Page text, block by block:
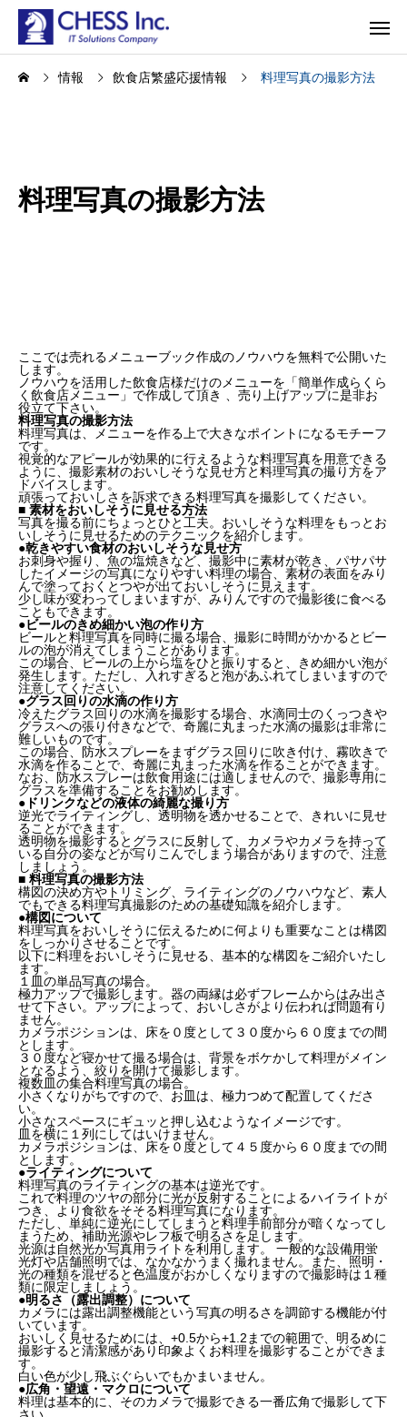
情報 飲食店繁盛応援情報 料理写真の撮影方法
料理写真の撮影方法
ここでは売れるメニューブック作成のノウハウを無料で公開いた
します。
ノウハウを活用した飲食店様だけのメニューを「簡単作成らくら
く飲食店メニュー」で作成して頂き 、売り上げアップに是非お
役立て下さい。
料理写真の撮影方法
料理写真は、メニューを作る上で大きなポイントになるモチーフ
です。
視覚的なアピールが効果的に行えるような料理写真を用意できる
ように、撮影素材のおいしそうな見せ方と料理写真の撮り方をア
ドバイスします。
頑張っておいしさを訴求できる料理写真を撮影してください。
■ 素材をおいしそうに見せる方法
写真を撮る前にちょっとひと工夫。おいしそうな料理をもっとお
いしそうに見せるためのテクニックを紹介します。
●乾きやすい食材のおいしそうな見せ方
お刺身や握り、魚の塩焼きなど、撮影中に素材が乾き、パサパサ
したイメージの写真になりやすい料理の場合、素材の表面をみり
んで塗っておくとつやが出ておいしそうに見えます。
少し味が変わってしまいますが、みりんですので撮影後に食べる
こともできます。
●ビールのきめ細かい泡の作り方
ビールと料理写真を同時に撮る場合、撮影に時間がかかるとビー
ルの泡が消えてしまうことがあります。
この場合、ビールの上から塩をひと振りすると、きめ細かい泡が
発生します。ただし、入れすぎると泡があふれてしまいますので
注意してください。
●グラス回りの水滴の作り方
冷えたグラス回りの水滴を撮影する場合、水滴同士のくっつきや
グラスへの張り付きなどで、奇麗に丸まった水滴の撮影は非常に
難しいものです。
この場合、防水スプレーをまずグラス回りに吹き付け、霧吹きで
水滴を作ることで、奇麗に丸まった水滴を作ることができます。
なお、防水スプレーは飲食用途には適しませんので、撮影専用に
グラスを準備することをお勧めします。
●ドリンクなどの液体の綺麗な撮り方
逆光でライティングし、透明物を透かせることで、きれいに見せ
ることができます。
透明物を撮影するとグラスに反射して、カメラやカメラを持って
いる自分の姿などが写りこんでしまう場合がありますので、注意
しましょう。
■ 料理写真の撮影方法
構図の決め方やトリミング、ライティングのノウハウなど、素人
でもできる料理写真撮影のための基礎知識を紹介します。
●構図について
料理写真をおいしそうに伝えるために何よりも重要なことは構図
をしっかりさせることです。
以下に料理をおいしそうに見せる、基本的な構図をご紹介いたし
ます。
１皿の単品写真の場合。
極力アップで撮影します。器の両縁は必ずフレームからはみ出さ
せて下さい。アップによって、おいしさがより伝われば問題有り
ません。
カメラポジションは、床を０度として３０度から６０度までの間
とします。
３０度など寝かせて撮る場合は、背景をボケかして料理がメイン
となるよう、絞りを開けて撮影します。
複数皿の集合料理写真の場合。
小さくなりがちですので、お皿は、極力つめて配置してくださ
い。
小さなスペースにギュッと押し込むようなイメージです。
皿を横に１列にしてはいけません。
カメラポジションは、床を０度として４５度から６０度までの間
とします。
●ライティングについて
料理写真のライティングの基本は逆光です。
これで料理のツヤの部分に光が反射することによるハイライトが
つき、より食欲をそそる料理写真になります。
ただし、単純に逆光にしてしまうと料理手前部分が暗くなってし
まうため、補助光源やレフ板で明るさを足します。
光源は自然光か写真用ライトを利用します。 一般的な設備用蛍
光灯や店舗照明では、なかなかうまく撮れません。また、照明・
光の種類を混ぜると色温度がおかしくなりますので撮影時は１種
類に限定しましょう。
●明るさ（露出調整）について
カメラには露出調整機能という写真の明るさを調節する機能が付
いています。
おいしく見せるためには、+0.5から+1.2までの範囲で、明るめに
撮影すると清潔感があり印象よくお料理を撮影することができま
す。
白い色が少し飛ぶぐらいでもかまいません。
●広角・望遠・マクロについて
料理は基本的に、そのカメラで撮影できる一番広角で撮影して下